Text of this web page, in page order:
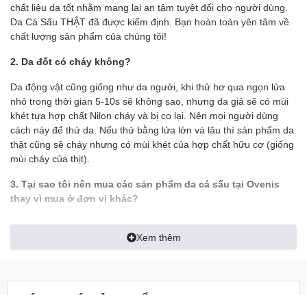
chất liệu da tốt nhằm mang lại an tâm tuyệt đối cho người dùng.
Da Cá Sấu THẬT đã được kiểm định. Bạn hoàn toàn yên tâm về
chất lượng sản phẩm của chúng tôi!
2. Da đốt có cháy không?
Da động vật cũng giống như da người, khi thử hơ qua ngọn lửa
nhỏ trong thời gian 5-10s sẽ không sao, nhưng da giả sẽ có mùi
khét tựa hợp chất Nilon cháy và bị co lại. Nên mọi người dùng
cách này để thử da. Nếu thử bằng lửa lớn và lâu thì sản phẩm da
thật cũng sẽ cháy nhưng có mùi khét của hợp chất hữu cơ (giống
mùi cháy của thịt).
3. Tại sao tôi nên mua các sản phẩm da cá sấu tại Ovenis
thay vì mua ở đơn vị khác?
- Tất cả hình ảnh đều được Ovenis chụp thật trên tay để khách có
được cái nhìn chính xác nhất về sản phẩm, tránh làm sai lệch tính
thực tế của sản phẩm
- Ship tới không mua không sao
Xem thêm